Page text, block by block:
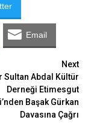
Email
Next
Sultan Abdal Kültür
Derneği Etimesgut
Başak Gürkan
Davasına Çağrı